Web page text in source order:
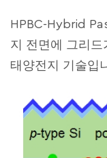
HPBC-Hybrid
지 전면에 그리
태양전지 기술입